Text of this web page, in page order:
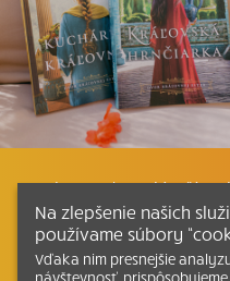
Listovať Plán
Kontakt Ako čítať
Na zlepšenie našich
používame súbory
Vďaka nim presnejšie
návštevnosť,